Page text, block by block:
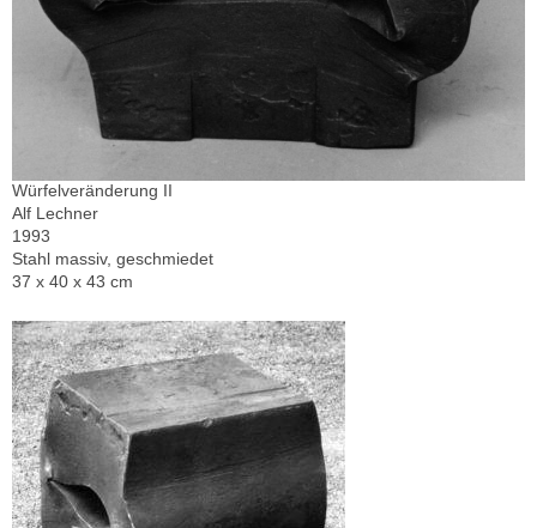
Würfelveränderung II
Alf Lechner
1993
Stahl massiv, geschmiedet
37 x 40 x 43 cm